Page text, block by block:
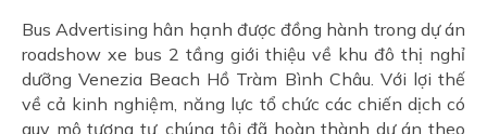
Bus Advertising hân hạnh được đồng hành trong dự án
roadshow xe bus 2 tầng giới thiệu về khu đô thị nghỉ
dưỡng Venezia Beach Hồ Tràm Bình Châu. Với lợi thế
về cả kinh nghiệm, năng lực tổ chức các chiến dịch có
quy mô tương tự, chúng tôi đã hoàn thành dự án theo